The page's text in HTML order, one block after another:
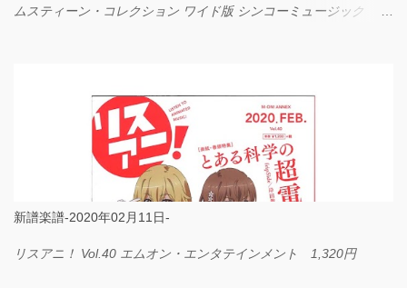
ムスティーン・コレクション ワイド版 シンコーミュージック
新譜楽譜-2020年02月11日-
リスアニ！ Vol.40 エムオン・エンタテインメント 1,320円